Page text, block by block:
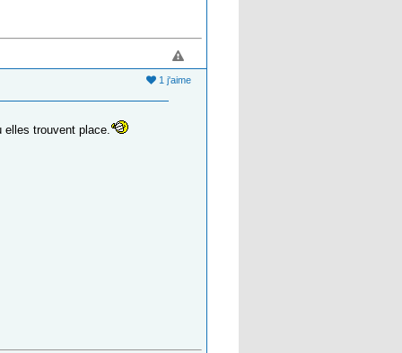
1 j'aime
elles trouvent place.